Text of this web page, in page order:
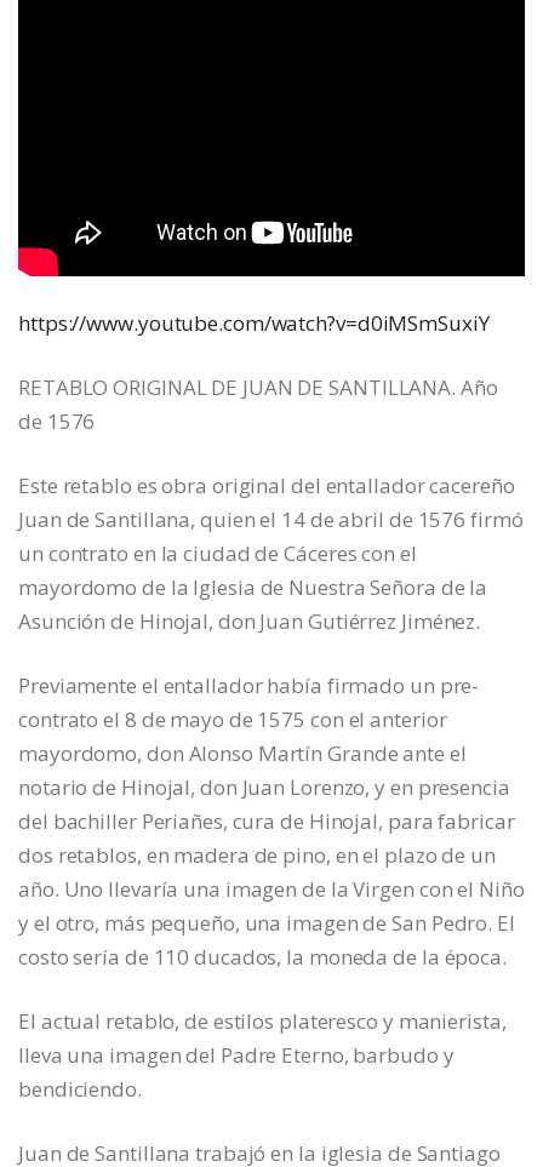
https://www.youtube.com/watch?v=d0iMSmSuxiY
RETABLO ORIGINAL DE JUAN DE SANTILLANA. Año
de 1576
Este retablo es obra original del entallador cacereño
Juan de Santillana, quien el 14 de abril de 1576 firmó
un contrato en la ciudad de Cáceres con el
mayordomo de la Iglesia de Nuestra Señora de la
Asunción de Hinojal, don Juan Gutiérrez Jiménez.
Previamente el entallador había firmado un pre-
contrato el 8 de mayo de 1575 con el anterior
mayordomo, don Alonso Martín Grande ante el
notario de Hinojal, don Juan Lorenzo, y en presencia
del bachiller Periañes, cura de Hinojal, para fabricar
dos retablos, en madera de pino, en el plazo de un
año. Uno llevaría una imagen de la Virgen con el Niño
y el otro, más pequeño, una imagen de San Pedro. El
costo sería de 110 ducados, la moneda de la época.
El actual retablo, de estilos plateresco y manierista,
lleva una imagen del Padre Eterno, barbudo y
bendiciendo.
Juan de Santillana trabajó en la iglesia de Santiago